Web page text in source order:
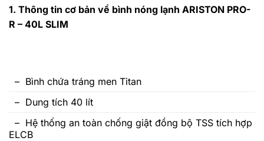
1. Thông tin cơ bản về bình nóng lạnh ARISTON PRO-
R – 40L SLIM
– Bình chứa tráng men Titan
– Dung tích 40 lít
– Hệ thống an toàn chống giật đồng bộ TSS tích hợp
ELCB